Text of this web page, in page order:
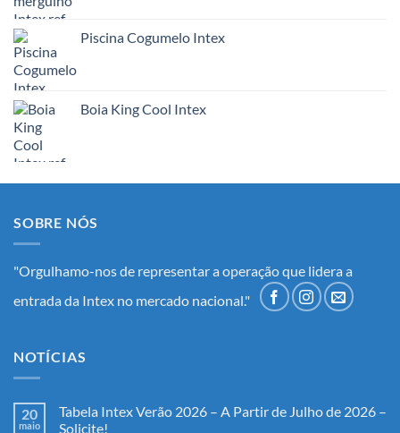
Piscina Cogumelo Intex
Boia King Cool Intex
SOBRE NÓS
"Orgulhamo-nos de representar a operação que lidera a
entrada da Intex no mercado nacional."
NOTÍCIAS
20
maio
Tabela Intex Verão 2026 – A Partir de Julho de 2026 –
Solicite!